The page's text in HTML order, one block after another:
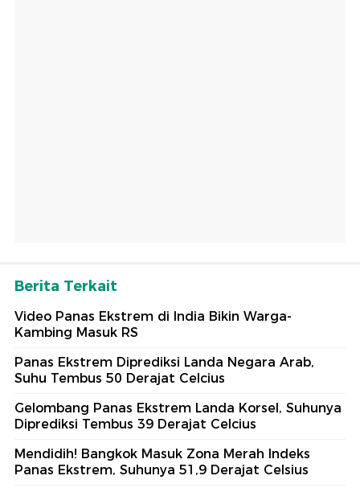
Berita Terkait
Video Panas Ekstrem di India Bikin Warga-
Kambing Masuk RS
Panas Ekstrem Diprediksi Landa Negara Arab,
Suhu Tembus 50 Derajat Celcius
Gelombang Panas Ekstrem Landa Korsel, Suhunya
Diprediksi Tembus 39 Derajat Celcius
Mendidih! Bangkok Masuk Zona Merah Indeks
Panas Ekstrem, Suhunya 51,9 Derajat Celsius